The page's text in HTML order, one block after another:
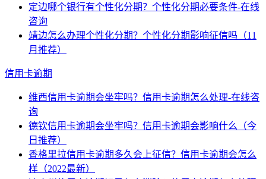
定边哪个银行有个性化分期？个性化分期必要条件-在线
咨询
靖边怎么办理个性化分期？个性化分期影响征信吗（11
月推荐）
信用卡逾期
维西信用卡逾期会坐牢吗？信用卡逾期怎么处理-在线咨
询
德钦信用卡逾期会坐牢吗？信用卡逾期会影响什么（今
日推荐）
香格里拉信用卡逾期多久会上征信？信用卡逾期会怎么
样（2022最新）